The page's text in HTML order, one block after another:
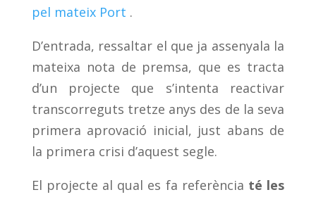
pel mateix Port .
D’entrada, ressaltar el que ja assenyala la
mateixa nota de premsa, que es tracta
d’un projecte que s’intenta reactivar
transcorreguts tretze anys des de la seva
primera aprovació inicial, just abans de
la primera crisi d’aquest segle.
El projecte al qual es fa referència té les